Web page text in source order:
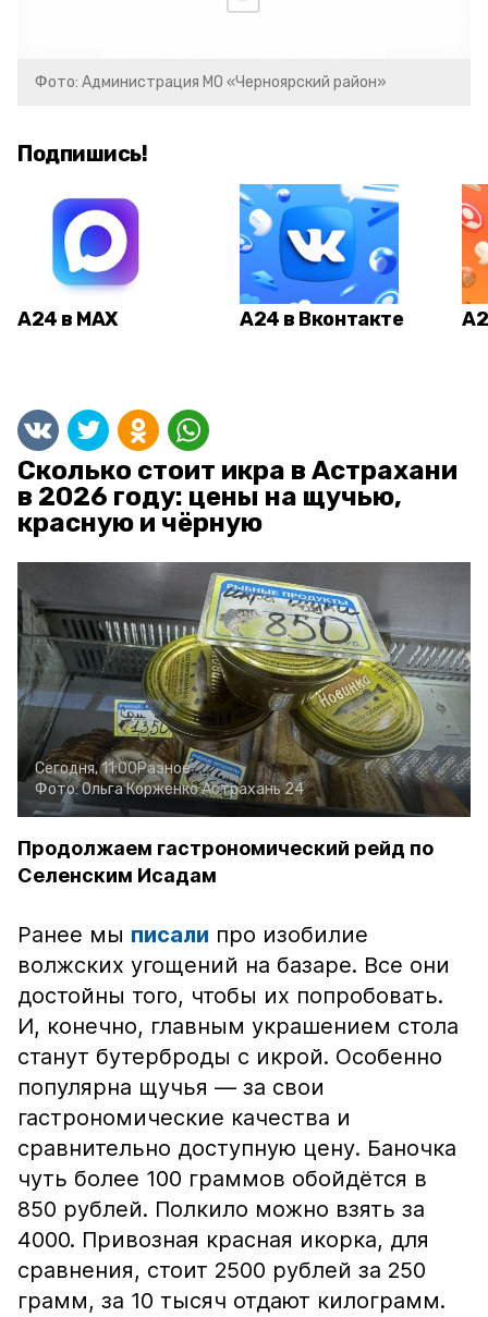
Фото: Администрация МО «Черноярский район»
Подпишись!
А24 в MAX А24 в Вконтакте
Сколько стоит икра в Астрахани
в 2026 году: цены на щучью,
красную и чёрную
Сегодня, 11:00Разное
Фото:Ольга КорженкоАстрахань 24
Продолжаем гастрономический рейд по
Селенским Исадам
Ранее мы писали про изобилие
волжских угощений на базаре. Все они
достойны того, чтобы их попробовать.
И, конечно, главным украшением стола
станут бутерброды с икрой. Особенно
популярна щучья — за свои
гастрономические качества и
сравнительно доступную цену. Баночка
чуть более 100 граммов обойдётся в
850 рублей. Полкило можно взять за
4000. Привозная красная икорка, для
сравнения, стоит 2500 рублей за 250
грамм, за 10 тысяч отдают килограмм.